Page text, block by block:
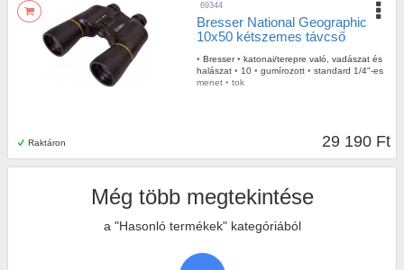
Raktáron
69344
Bresser National Geographic
10x50 kétszemes távcső
• Bresser • katonai/terepre való, vadászat és
halászat • 10 • gumírozott • standard 1/4"-es
menet • tok
29 190 Ft
Még több megtekintése
a "Hasonló termékek" kategóriából